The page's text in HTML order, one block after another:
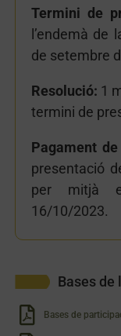
Termini de
l’endemà de
de setembre
Resolució: 1
termini de
Pagament de
presentació
per mitjà
16/10/2023.
Bases de
Bases de